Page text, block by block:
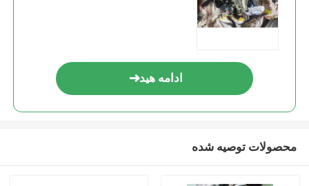
ادامه هید
محصولات توصیه شده